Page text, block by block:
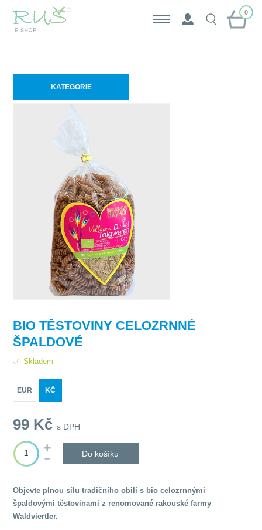
0
KATEGORIE
BIO TĚSTOVINY CELOZRNNÉ
ŠPALDOVÉ
Skladem
EUR KČ
99 Kčs DPH
Do košíku
Objevte plnou sílu tradičního obilí s bio celozrnnými
špaldovými těstovinami z renomované rakouské farmy
Waldviertler.